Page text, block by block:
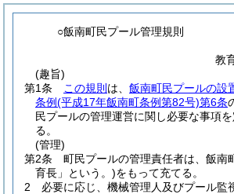
○飯南町民プール管理規則
教
(趣旨)
第1条
この規則 は、 飯南町民プールの設
条例(平成17年飯南町条例第82号)第6条
民プールの管理運営に関し必要な事項
る。
(管理)
第2条
町民プールの管理責任者は、飯南
育長」という。)をもって充てる。
2
必要に応じ、機械管理人及びプール監